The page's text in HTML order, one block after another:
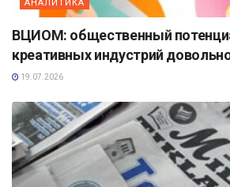
АНАЛИТИКА
ВЦИОМ: общественный
креативных индустрий
19.07.2026